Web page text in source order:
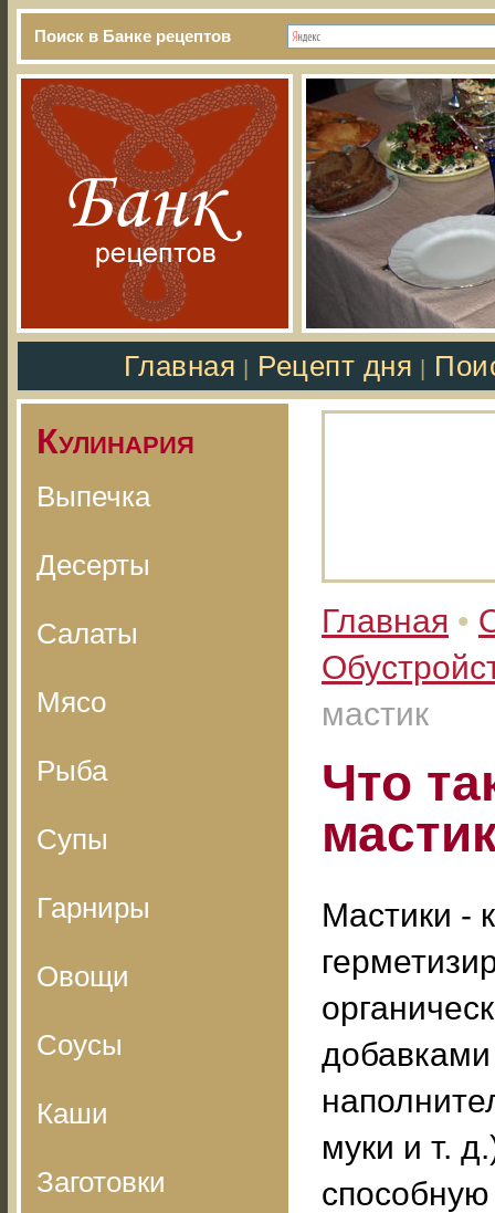
Поиск в Банке рецептов
Главная Рецепт дня
Кулинария
Выпечка
Десерты
Салаты
Мясо
Рыба
Супы
Гарниры
Овощи
Соусы
Каши
Заготовки
Главная •
мастик
Что
Мастики -
муки и т.